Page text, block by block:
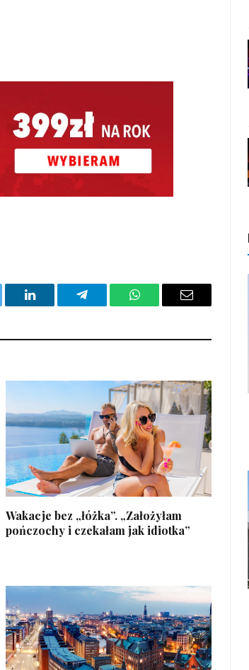
LinkedIn Telegram WhatsAppEmail
Wakacje bez „łóżka”. „Założyłam
pończochy i czekałam jak idiotka”